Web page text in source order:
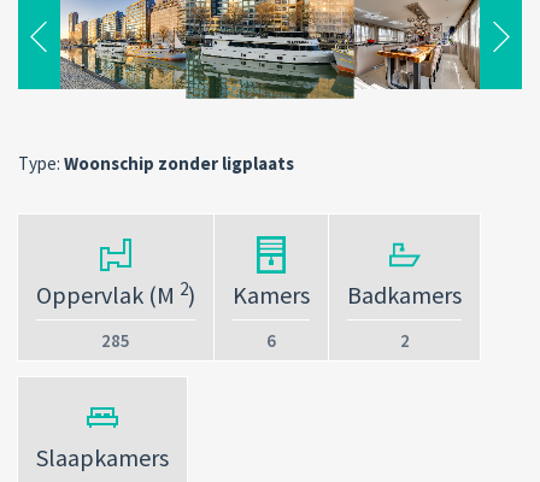
Type: Woonschip zonder ligplaats
Oppervlak (M 2)
285
Kamers
6
Badkamers
2
Slaapkamers